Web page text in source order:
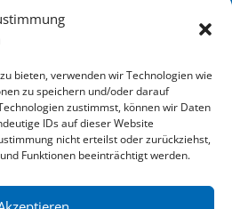
bieten, verwenden wir Technologien wie
zu speichern und/oder darauf
zustimmst, können wir Daten
IDs auf dieser Website
nicht erteilst oder zurückziehst,
Funktionen beeinträchtigt werden.
anmelden